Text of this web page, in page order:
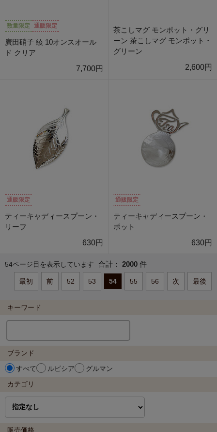
数量限定 通販限定
廣田硝子 綾 10オンスオール
ド クリア
7,700円
茶こしマグ モンポット・グリ
ーン 茶こしマグ モンポット・
グリーン
2,600円
通販限定
ティーキャディースプーン・
リーフ
630円
通販限定
ティーキャディースプーン・
ポット
630円
54ページ目を表示しています 合計： 2000 件
最初 前 52 53 54 55 56 次 最後
キーワード
ブランド
すべて
ルピシア グルマン
カテゴリ
販売価格